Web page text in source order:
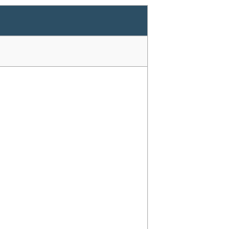
글로벌 파트너 로펌
고객의 소리
통합검색